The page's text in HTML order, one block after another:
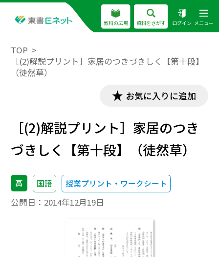
教科の広場 資料をさがす ログイン メニュー
TOP
［(2)解説プリント］家居のつきづきしく【第十段】
（徒然草）
お気に入りに追加
［(2)解説プリント］家居のつき
づきしく【第十段】（徒然草）
高 国語 授業プリント・ワークシート
公開日： 2014年12月19日